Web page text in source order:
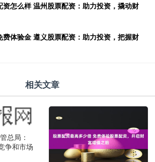
资怎么样 温州股票配资：助力投资，撬动财
费体验金 遵义股票配资：助力投资，把握财
相关文章
总局：
争和市场